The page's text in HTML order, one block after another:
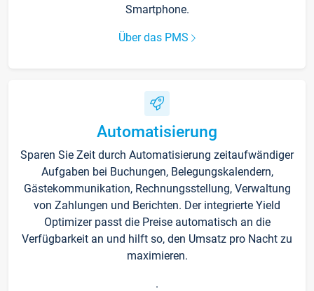
Smartphone.
Über das PMS
Automatisierung
Sparen Sie Zeit durch Automatisierung zeitaufwändiger
Aufgaben bei Buchungen, Belegungskalendern,
Gästekommunikation, Rechnungsstellung, Verwaltung
von Zahlungen und Berichten. Der integrierte Yield
Optimizer passt die Preise automatisch an die
Verfügbarkeit an und hilft so, den Umsatz pro Nacht zu
maximieren.
.